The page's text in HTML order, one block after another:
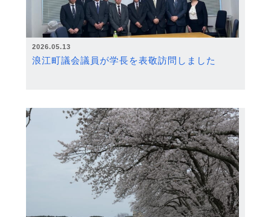
2026.05.13
浪江町議会議員が学長を表敬訪問しました